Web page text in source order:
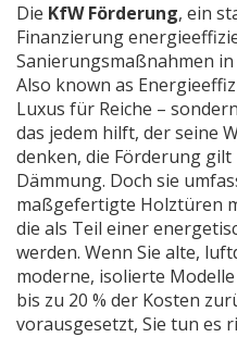
Die KfW Förderung, ein
Finanzierung
Sanierungsmaßnahmen
Also known as
Luxus für Reiche –
das jedem hilft, der seine
denken, die Förderung
Dämmung. Doch sie
maßgefertigte Holztüren
die als Teil einer
werden. Wenn Sie alte,
moderne, isolierte
bis zu 20 % der Kosten
vorausgesetzt, Sie tun es